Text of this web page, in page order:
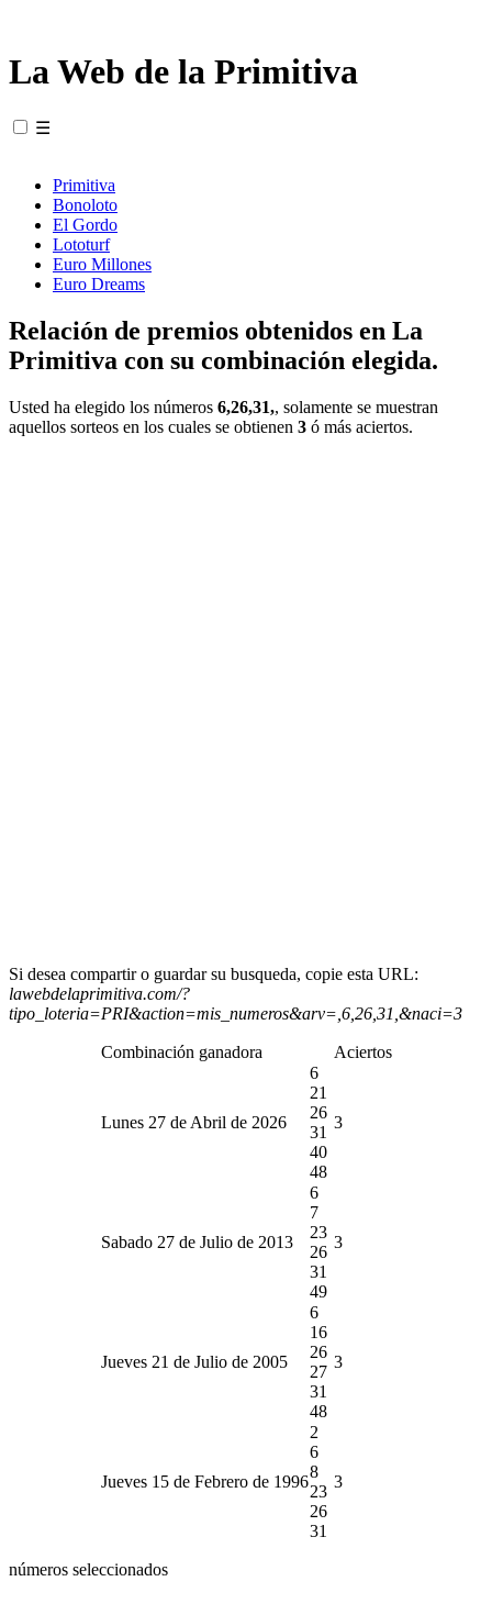
La Web de la Primitiva
☰
Primitiva
Bonoloto
El Gordo
Lototurf
Euro Millones
Euro Dreams
Relación de premios obtenidos en La
Primitiva con su combinación elegida.
Usted ha elegido los números 6,26,31,, solamente se muestran
aquellos sorteos en los cuales se obtienen 3 ó más aciertos.
Si desea compartir o guardar su busqueda, copie esta URL:
lawebdelaprimitiva.com/?
tipo_loteria=PRI&action=mis_numeros&arv=,6,26,31,&naci=3
Combinación ganadora Aciertos
Lunes 27 de Abril de 2026
6
21
26
31
40
48
3
Sabado 27 de Julio de 2013
6
7
23
26
31
49
3
Jueves 21 de Julio de 2005
6
16
26
27
31
48
3
Jueves 15 de Febrero de 1996
2
6
8
23
26
31
3
números seleccionados